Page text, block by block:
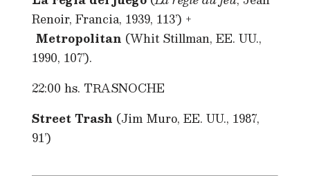
Renoir, Francia, 1939, 113’) +
Metropolitan (Whit Stillman, EE. UU.,
1990, 107’).
22:00 hs. TRASNOCHE
Street Trash (Jim Muro, EE. UU., 1987,
91’)